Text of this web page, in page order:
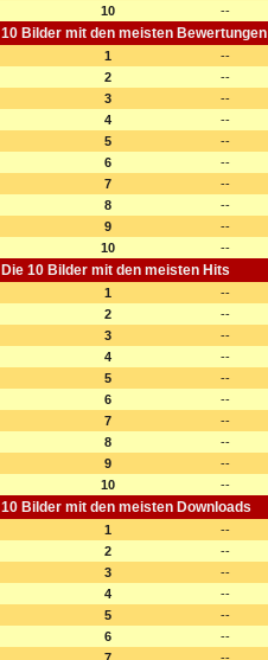
10
--
10 Bilder mit den meisten Bewertungen
1 --
2
--
3
--
4
--
5
--
6
--
7
--
8
--
9
--
10
--
Die 10 Bilder mit den meisten Hits
1 --
2
--
3
--
4
--
5
--
6
--
7
--
8
--
9
--
10
--
10 Bilder mit den meisten Downloads
1 --
2
--
3
--
4
--
5
--
6
--